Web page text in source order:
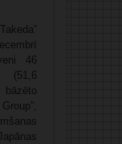
46
(51,6